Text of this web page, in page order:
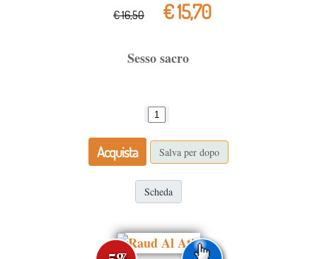
€ 16,50 € 15,70
Sesso sacro
Acquista Salva per dopo
Scheda